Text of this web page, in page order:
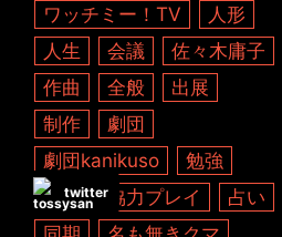
ワッチミー！TV
人形
人生
会議
佐々木庸子
作曲
全般
出展
制作
劇団
劇団kanikuso
勉強
動画
協力プレイ
占い
twitter